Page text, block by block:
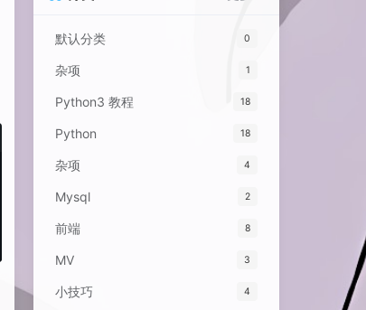
默认分类 0
杂项 1
Python3 教程 18
Python 18
杂项 4
Mysql 2
前端 8
MV 3
小技巧 4